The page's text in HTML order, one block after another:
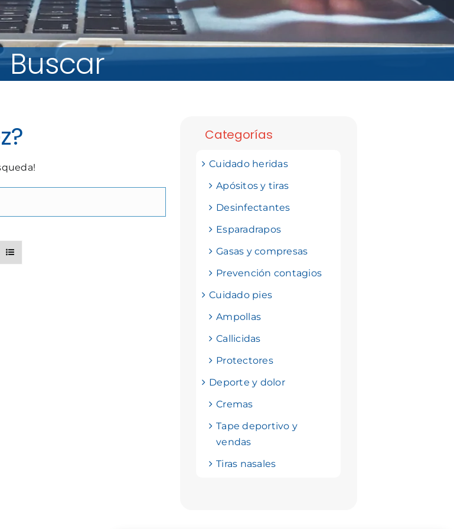
Buscar
Categorías
Cuidado heridas
Apósitos y tiras
Desinfectantes
Esparadrapos
Gasas y compresas
Prevención contagios
Cuidado pies
Ampollas
Callicidas
Protectores
Deporte y dolor
Cremas
Tape deportivo y
vendas
Tiras nasales